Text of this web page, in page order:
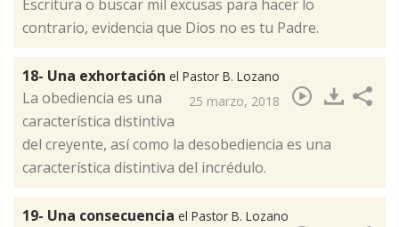
Escritura o buscar mil excusas para hacer lo
contrario, evidencia que Dios no es tu Padre. ​
18- Una exhortación el Pastor B. Lozano
25 marzo, 2018
La obediencia es una
característica distintiva
del creyente, así como la desobediencia es una
característica distintiva del incrédulo.​
19- Una consecuencia el Pastor B. Lozano